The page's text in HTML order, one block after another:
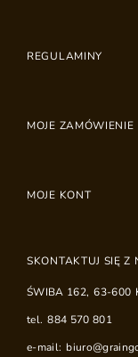
REGULAMINY
MOJE ZAMÓWIENIE
MOJE KONT
SKONTAKTUJ SIĘ Z
ŚWIBA 162, 63-600
tel. 884 570 801
e-mail: